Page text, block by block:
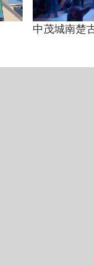
中茂城南楚